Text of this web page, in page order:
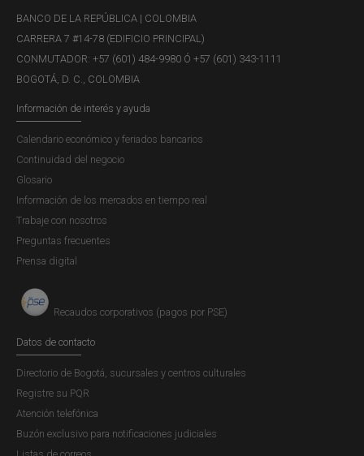
BANCO DE LA REPÚBLICA | COLOMBIA
CARRERA 7 #14-78 (EDIFICIO PRINCIPAL)
CONMUTADOR: +57 (601) 484-9980 Ó +57 (601) 343-1111
BOGOTÁ, D. C., COLOMBIA
Información de interés y ayuda
Calendario económico y feriados bancarios
Continuidad del negocio
Glosario
Información de los mercados en tiempo real
Trabaje con nosotros
Preguntas frecuentes
Prensa digital
Recaudos corporativos (pagos por PSE)
Datos de contacto
Directorio de Bogotá, sucursales y centros culturales
Registre su PQR
Atención telefónica
Buzón exclusivo para notificaciones judiciales